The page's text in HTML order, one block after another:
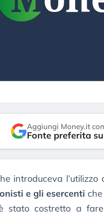
Aggiungi Money.it
Fonte preferita
introduceva l’utilizzo
e gli esercenti
stato costretto a
mostrando segni di
verso le (…)
3 agosto 2026